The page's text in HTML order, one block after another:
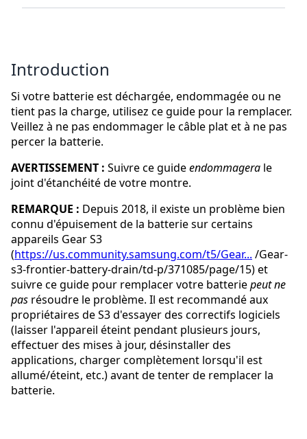
Introduction
Si votre batterie est déchargée, endommagée ou ne
tient pas la charge, utilisez ce guide pour la remplacer.
Veillez à ne pas endommager le câble plat et à ne pas
percer la batterie.
AVERTISSEMENT : Suivre ce guideendommagera le
joint d'étanchéité de votre montre.
REMARQUE : Depuis 2018, il existe un problème bien
connu d'épuisement de la batterie sur certains
appareils Gear S3
(https://us.community.samsung.com/t5/Gear... /Gear-
s3-frontier-battery-drain/td-p/371085/page/15) et
suivre ce guide pour remplacer votre batteriepeut ne
pas résoudre le problème. Il est recommandé aux
propriétaires de S3 d'essayer des correctifs logiciels
(laisser l'appareil éteint pendant plusieurs jours,
effectuer des mises à jour, désinstaller des
applications, charger complètement lorsqu'il est
allumé/éteint, etc.) avant de tenter de remplacer la
batterie.